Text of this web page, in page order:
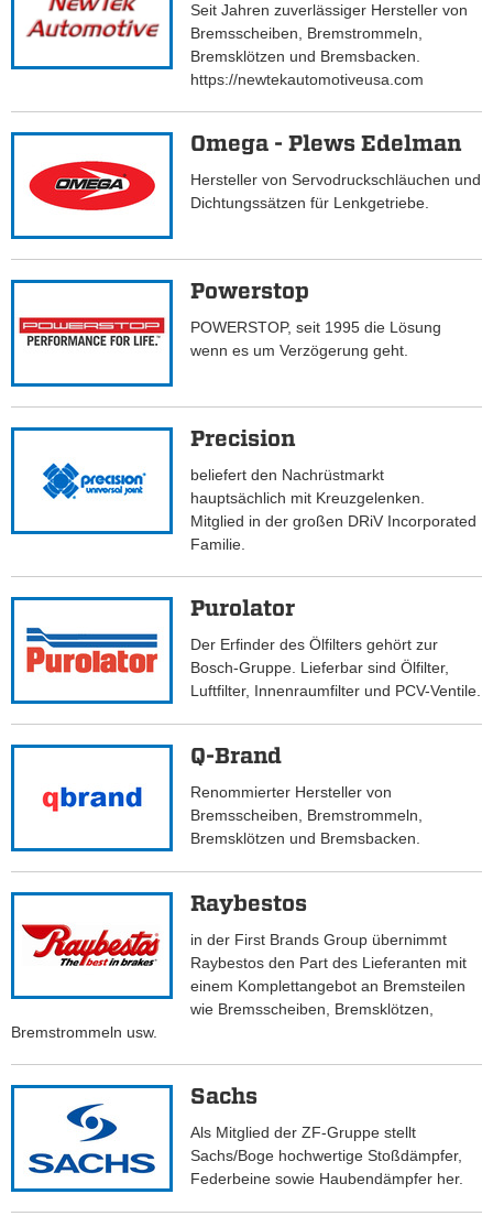
Seit Jahren zuverlässiger Hersteller von
Bremsscheiben, Bremstrommeln,
Bremsklötzen und Bremsbacken.
https://newtekautomotiveusa.com
Omega - Plews Edelman
Hersteller von Servodruckschläuchen und
Dichtungssätzen für Lenkgetriebe.
Powerstop
POWERSTOP, seit 1995 die Lösung
wenn es um Verzögerung geht.
Precision
beliefert den Nachrüstmarkt
hauptsächlich mit Kreuzgelenken.
Mitglied in der großen DRiV Incorporated
Familie.
Purolator
Der Erfinder des Ölfilters gehört zur
Bosch-Gruppe. Lieferbar sind Ölfilter,
Luftfilter, Innenraumfilter und PCV-Ventile.
Q-Brand
Renommierter Hersteller von
Bremsscheiben, Bremstrommeln,
Bremsklötzen und Bremsbacken.
Raybestos
in der First Brands Group übernimmt
Raybestos den Part des Lieferanten mit
einem Komplettangebot an Bremsteilen
wie Bremsscheiben, Bremsklötzen,
Bremstrommeln usw.
Sachs
Als Mitglied der ZF-Gruppe stellt
Sachs/Boge hochwertige Stoßdämpfer,
Federbeine sowie Haubendämpfer her.